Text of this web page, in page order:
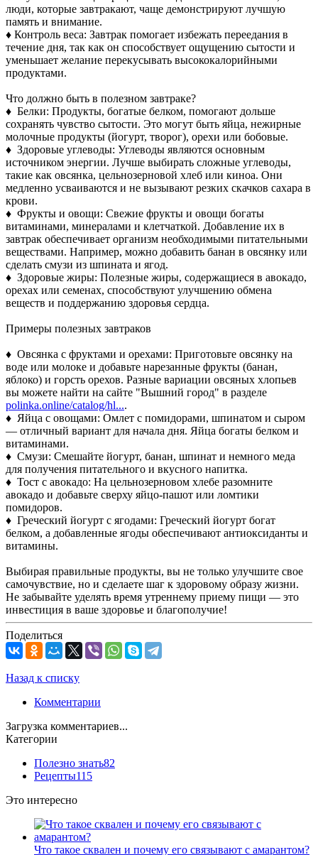
люди, которые завтракают, чаще демонстрируют лучшую
память и внимание.
♦ Контроль веса: Завтрак помогает избежать переедания в
течение дня, так как он способствует ощущению сытости и
уменьшает желание перекусывать высококалорийными
продуктами.
Что должно быть в полезном завтраке?
♦ Белки: Продукты, богатые белком, помогают дольше
сохранять чувство сытости. Это могут быть яйца, нежирные
молочные продукты (йогурт, творог), орехи или бобовые.
♦ Здоровые углеводы: Углеводы являются основным
источником энергии. Лучше выбирать сложные углеводы,
такие как овсянка, цельнозерновой хлеб или киноа. Они
медленно усваиваются и не вызывают резких скачков сахара в
крови.
♦ Фрукты и овощи: Свежие фрукты и овощи богаты
витаминами, минералами и клетчаткой. Добавление их в
завтрак обеспечивает организм необходимыми питательными
веществами. Например, можно добавить банан в овсянку или
сделать смузи из шпината и ягод.
♦ Здоровые жиры: Полезные жиры, содержащиеся в авокадо,
орехах или семенах, способствуют улучшению обмена
веществ и поддержанию здоровья сердца.
Примеры полезных завтраков
♦ Овсянка с фруктами и орехами: Приготовьте овсянку на
воде или молоке и добавьте нарезанные фрукты (банан,
яблоко) и горсть орехов. Разные вариации овсяных хлопьев
вы можете найти на сайте "Вышний город" в разделе
polinka.online/catalog/hl....
♦ Яйца с овощами: Омлет с помидорами, шпинатом и сыром
— отличный вариант для начала дня. Яйца богаты белком и
витаминами.
♦ Смузи: Смешайте йогурт, банан, шпинат и немного меда
для получения питательного и вкусного напитка.
♦ Тост с авокадо: На цельнозерновом хлебе разомните
авокадо и добавьте сверху яйцо-пашот или ломтики
помидоров.
♦ Греческий йогурт с ягодами: Греческий йогурт богат
белком, а добавленные ягоды обеспечивают антиоксиданты и
витамины.
Выбирая правильные продукты, вы не только улучшите свое
самочувствие, но и сделаете шаг к здоровому образу жизни.
Не забывайте уделять время утреннему приему пищи — это
инвестиция в ваше здоровье и благополучие!
Поделиться
Назад к списку
Комментарии
Загрузка комментариев...
Категории
Полезно знать82
Рецепты115
Это интересно
Что такое сквален и почему его связывают с амарантом?